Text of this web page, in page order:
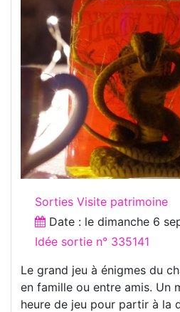
Sorties Visite patrimoine
Date : le dimanche 6
Idée sortie n° 335141
Le grand jeu à énigmes du
en famille ou entre amis. Un
heure de jeu pour partir à la